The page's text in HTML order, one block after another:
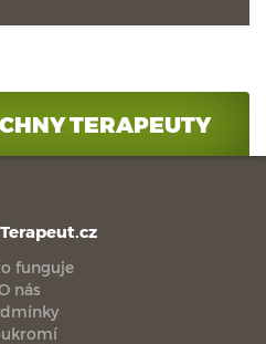
TERAPEUTY
funguje
nás